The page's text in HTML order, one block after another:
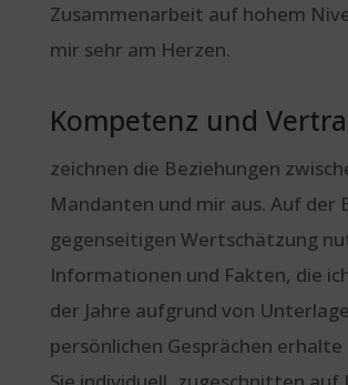
Zusammenarbeit auf hohem
mir sehr am Herzen.
Kompetenz und
zeichnen die Beziehungen
Mandanten und mir aus. Auf der
gegenseitigen Wertschätzung
Informationen und Fakten, die
der Jahre aufgrund von
persönlichen Gesprächen